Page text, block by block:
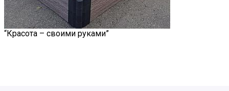
“Красота – своими руками”